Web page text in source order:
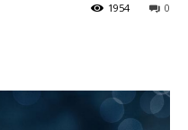
0
1954